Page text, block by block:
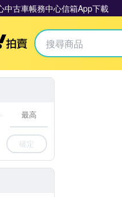
中古車帳務中心信箱App下載
Yahoo拍賣
確定